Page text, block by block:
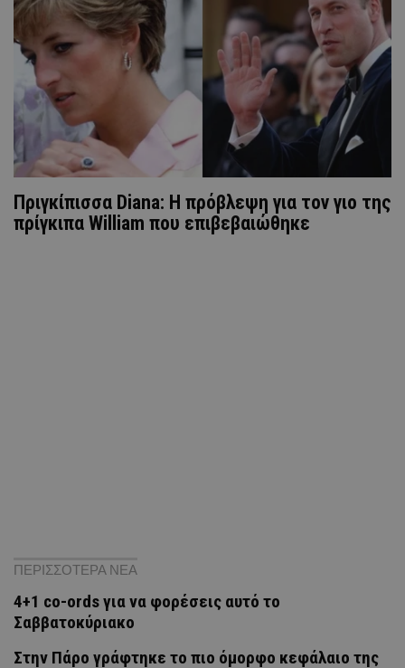
Πριγκίπισσα Diana: Η πρόβλεψη για τον γιο της
πρίγκιπα William που επιβεβαιώθηκε
ΠΕΡΙΣΣΟΤΕΡΑ ΝΕΑ
4+1 co-ords για να φορέσεις αυτό το
Σαββατοκύριακο
Στην Πάρο γράφτηκε το πιο όμορφο κεφάλαιο της